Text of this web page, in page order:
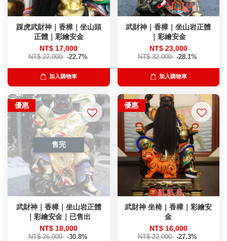
踩虎武財神｜香樟｜坐山頭
正體｜彩繪安金
NT$ 17,000
NT$ 22,000 -22.7%
加入購物車
武財神｜香樟｜坐山岩正體
｜彩繪安金
NT$ 23,000
NT$ 32,000 -28.1%
加入購物車
優惠
售完
武財神｜香樟｜坐山岩正體
｜彩繪安金｜已售出
NT$ 18,000
NT$ 26,000 -30.8%
優惠
武財神 坐椅｜香樟｜彩繪安
金
NT$ 16,000
NT$ 22,000 -27.3%